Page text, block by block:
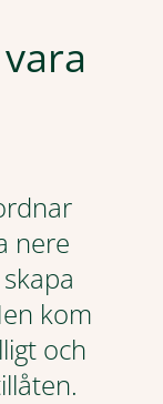
nere
kom
och